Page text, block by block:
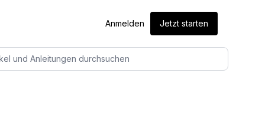
Anmelden Jetzt starten
und Anleitungen durchsuchen